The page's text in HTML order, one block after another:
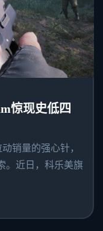
惊现史低四
销量的强心针，
。近日，科乐美旗